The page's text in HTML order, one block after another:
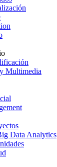
Multimedia
Data Analytics